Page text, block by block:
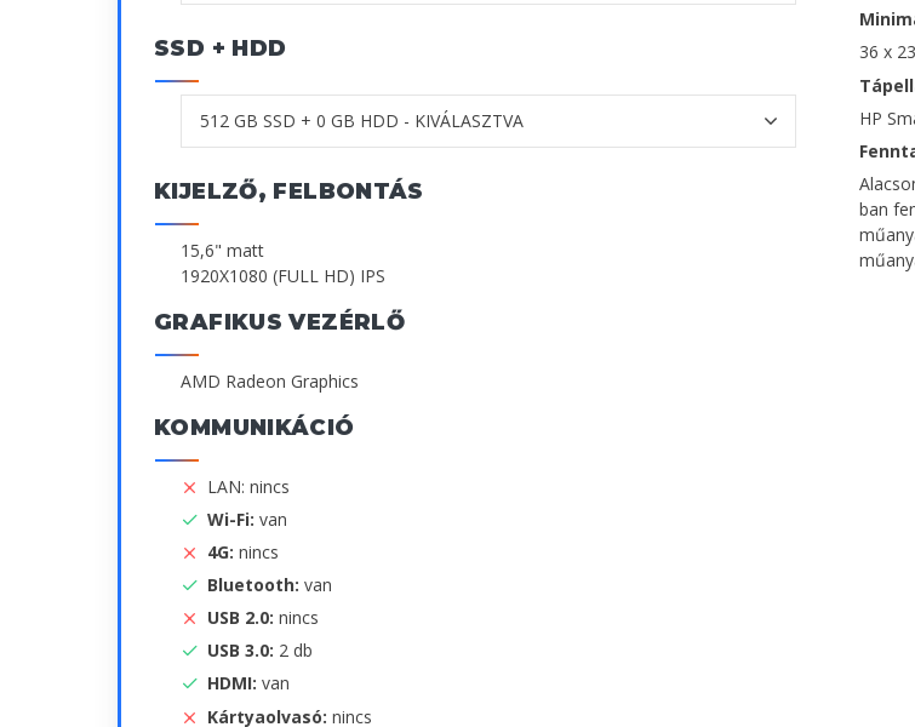
SSD + HDD
KIJELZŐ, FELBONTÁS
15,6" matt
1920X1080 (FULL HD) IPS
GRAFIKUS VEZÉRLŐ
AMD Radeon Graphics
KOMMUNIKÁCIÓ
LAN: nincs
Wi-Fi: van
4G: nincs
Bluetooth: van
USB 2.0: nincs
USB 3.0: 2 db
HDMI: van
Kártyaolvasó: nincs
36 x
HP
ban